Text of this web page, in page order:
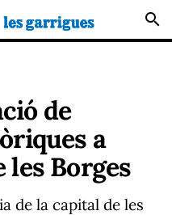
search
de
a
les Borges
de la capital de les